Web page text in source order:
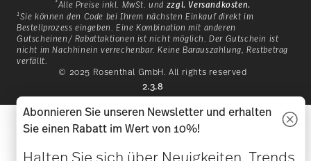
Mit einer Geschichte, die 1814
in Bayern begann, ist
klassische Marke für ein
Lebensgefühl, das dazu einlädt,
*Alle Preise inkl. MwSt. und zzgl. Versandkosten.
1Sie können den Code bei Ihrem nächsten Einkauf direkt im
Bestellprozess eingeben. Eine Kombination mit anderen
Gutscheinen/ Rabattaktionen ist nicht möglich. Der Gutschein ist
nicht im Nachhinein verrechenbar. Keine Barauszahlung, Restbetrag
verfällt.
© 2025 Rosenthal GmbH. All rights reserved
2.3.8
Abonnieren Sie unseren Newsletter und erhalten
Sie einen Rabatt im Wert von 10%!
Halten Sie sich über Neuigkeiten, Trends